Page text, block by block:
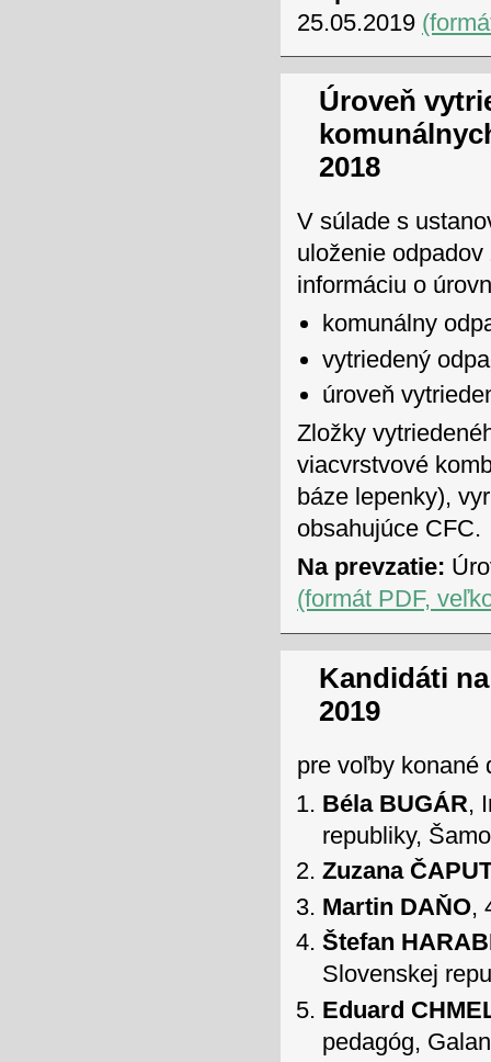
25.05.2019
Úroveň
2018
V súlade s
uloženie
informáciu o
komunálny
vytriedený
úroveň
Zložky
viacvrstvové
báze lepenky),
obsahujúce CFC.
Na prevzatie:
(formát PDF,
Kandidáti
2019
pre voľby konané
Béla BUGÁR,
republiky,
Zuzana
Martin DAŇO,
Štefan
Slovenskej
Eduard
pedagóg,